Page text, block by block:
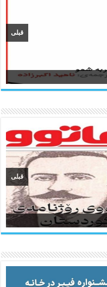
قبلی
قبلی